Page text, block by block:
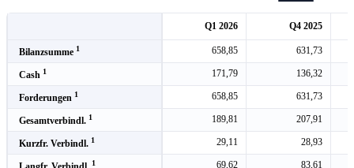
Q1 2026 Q4 2025
Bilanzsumme 1 658,85 631,73
Cash 1 171,79 136,32
Forderungen 1 658,85 631,73
Gesamtverbindl. 1 189,81 207,91
Kurzfr. Verbindl. 1 29,11 28,93
1 69,62 83,61